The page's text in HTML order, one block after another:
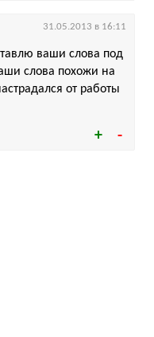
ваши слова под
слова похожи на
от работы
31.05.2013 в 16:11